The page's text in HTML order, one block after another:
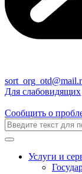
Для слабовидящих
Сообщить о
Услуги и